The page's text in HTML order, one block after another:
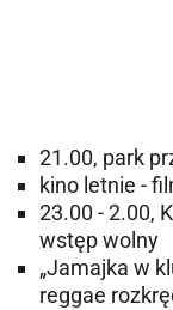
21.00, park
kino letnie -
23.00 - 2.00,
wstęp wolny
„Jamajka w
reggae